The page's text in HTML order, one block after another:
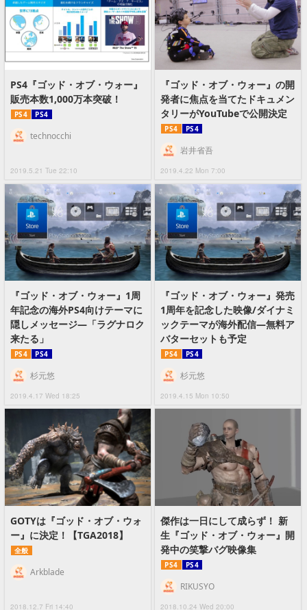
PS4『ゴッド・オブ・ウォー』
販売本数1,000万本突破！
PS4 PS4
2019.5.21 Tue 22:10
technocchi
『ゴッド・オブ・ウォー』の開
発者に焦点を当てたドキュメン
タリーがYouTubeで公開決定
PS4 PS4
2019.4.22 Mon 7:00
岩井省吾
『ゴッド・オブ・ウォー』1周
年記念の海外PS4向けテーマに
隠しメッセージ―「ラグナロク
来たる」
PS4 PS4
2019.4.17 Wed 18:25
杉元悠
『ゴッド・オブ・ウォー』発売
1周年を記念した映像/ダイナミ
ックテーマが海外配信―無料ア
バターセットも予定
PS4 PS4
2019.4.15 Mon 10:50
杉元悠
GOTYは『ゴッド・オブ・ウォ
ー』に決定！【TGA2018】
全般
2018.12.7 Fri 14:40
Arkblade
傑作は一日にして成らず！ 新
生『ゴッド・オブ・ウォー』開
発中の笑撃バグ映像集
PS4 PS4
2018.10.24 Wed 20:00
RIKUSYO